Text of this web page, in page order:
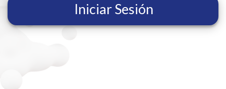
Iniciar Sesión